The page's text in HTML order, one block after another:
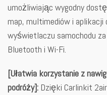
umożliwiając wygodny
map, multimediów i aplikacji
wyświetlaczu samochodu
Bluetooth i Wi-Fi.
[Ułatwia korzystanie z
podróży]: Dzięki Carlinkit